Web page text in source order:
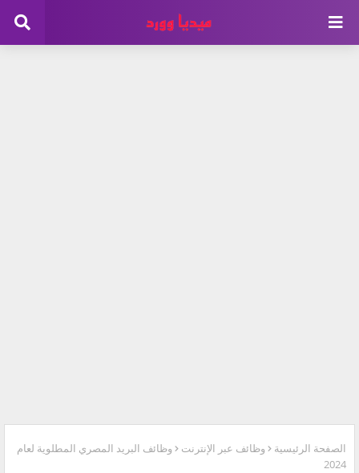
الصفحة الرئيسية وظائف عبر الإنترنت
وظائف البريد المصري المطلوية لعام
2024